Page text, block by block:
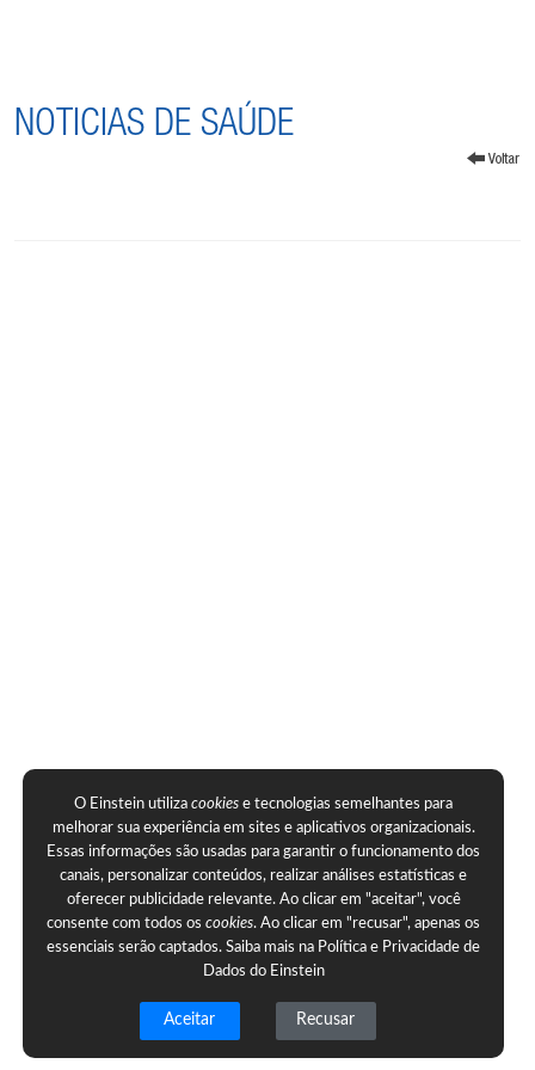
NOTICIAS DE SAÚDE
O Einstein utilizacookies e tecnologias semelhantes para
melhorar sua experiência em sites e aplicativos organizacionais.
Essas informações são usadas para garantir o funcionamento dos
canais, personalizar conteúdos, realizar análises estatísticas e
oferecer publicidade relevante. Ao clicar em "aceitar", você
consente com todos oscookies. Ao clicar em "recusar", apenas os
essenciais serão captados. Saiba mais na Política e Privacidade de
Dados do Einstein
Aceitar Recusar